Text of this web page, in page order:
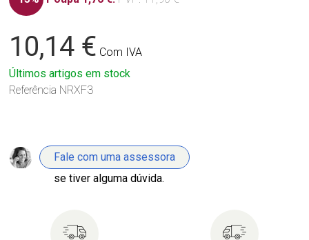
10,14 € Com IVA
Últimos artigos em stock
Referência NRXF3
Fale com uma assessora
se tiver alguma dúvida.